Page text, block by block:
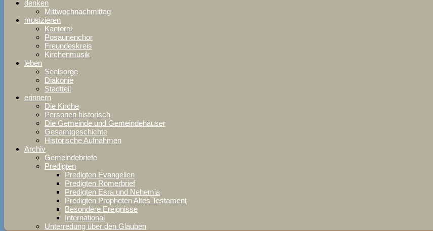
denken
Mittwochnachmittag
musizieren
Kantorei
Posaunenchor
Freundeskreis
Kirchenmusik
leben
Seelsorge
Diakonie
Stadtteil
erinnern
Die Kirche
Personen historisch
Die Gemeinde und Gemeindehäuser
Gesamtgeschichte
Historische Aufnahmen
Archiv
Gemeindebriefe
Predigten
Predigten Evangelien
Predigten Römerbrief
Predigten Esra und Nehemia
Predigten Propheten Altes Testament
Besondere Ereignisse
International
Unterredung über den Glauben